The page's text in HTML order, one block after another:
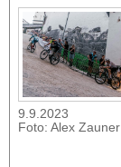
9.9.2023
Foto: Alex Zauner